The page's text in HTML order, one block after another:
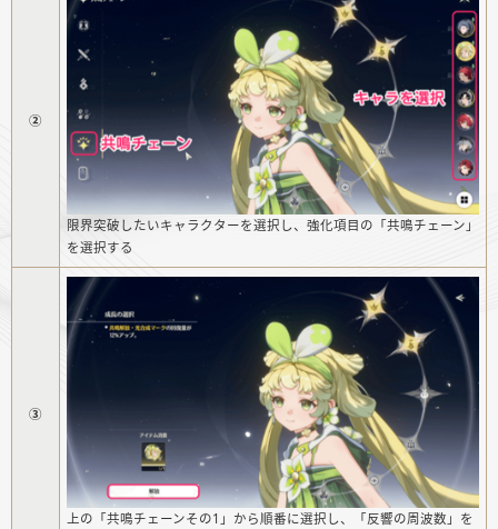
②
限界突破したいキャラクターを選択し、強化項目の「共鳴チェーン」
を選択する
③
上の「共鳴チェーンその1」から順番に選択し、「反響の周波数」を